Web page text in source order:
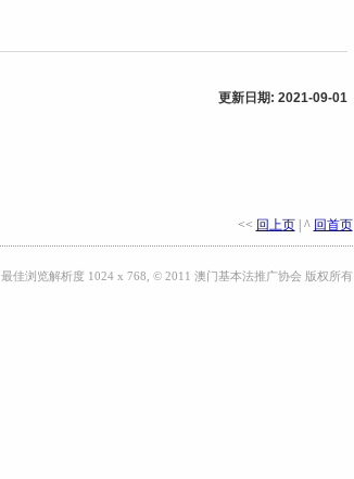
更新日期: 2021-09-01
<< 回上页| ^ 回首页
最佳浏览解析度 1024 x 768, © 2011 澳门基本法推广协会 版权所有